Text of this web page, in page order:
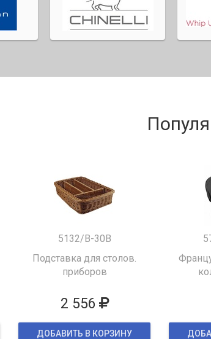
5132/B-30B
Подставка для столов.
приборов
2 556
ДОБАВИТЬ В КОРЗИНУ